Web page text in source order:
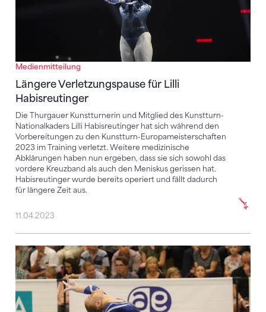
Medienmitteilung
Längere Verletzungspause für Lilli
Habisreutinger
Die Thurgauer Kunstturnerin und Mitglied des Kunstturn-
Nationalkaders Lilli Habisreutinger hat sich während den
Vorbereitungen zu den Kunstturn-Europameisterschaften
2023 im Training verletzt. Weitere medizinische
Abklärungen haben nun ergeben, dass sie sich sowohl das
vordere Kreuzband als auch den Meniskus gerissen hat.
Habisreutinger wurde bereits operiert und fällt dadurch
für längere Zeit aus.
11.04.2023
Leonie Meier erfolgreich am Kreuzband operiert